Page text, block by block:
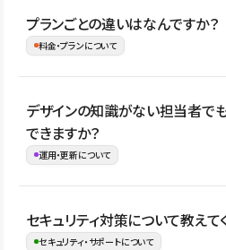
イト全体のデザインや設定がそのまま
め、移行後にページ構成やデザイン、
はい。アクセス規模が大きいサイトや
理、セキュリティ確認、既存システ
ない段階でも、お問い合わせくださ
お問合せはこちら
プランごとの違いはなんですか？
料金・プランについて
公開ページ数、バージョン履歴の期間
管理の有無などがプランごとに異な
ージをご覧ください。
デザインの知識がない担当者で
できますか？
運用・更新について
はい。CMSやコンポーネントを活用
ことで、デザインを崩しにくい状態
セキュリティ対策について教えて
セキュリティ・サポートについて